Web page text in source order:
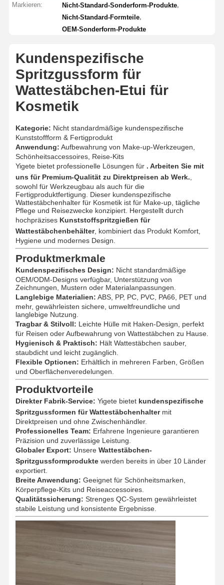
Markieren: Nicht-Standard-Sonderform-Produkte
Nicht-Standard-Formteile
OEM-Sonderform-Produkte
Kundenspezifische
Spritzgussform für
Wattestäbchen-Etui für
Kosmetik
Kategorie: Nicht standardmäßige kundenspezifische
Kunststoffform & Fertigprodukt
Anwendung: Aufbewahrung von Make-up-Werkzeugen,
Schönheitsaccessoires, Reise-Kits
Yigete bietet professionelle Lösungen für . Arbeiten Sie mit
uns für Premium-Qualität zu Direktpreisen ab Werk.
sowohl für Werkzeugbau als auch für die
Fertigproduktfertigung. Dieser kundenspezifische
Wattestäbchenhalter für Kosmetik ist für Make-up, tägliche
Pflege und Reisezwecke konzipiert. Hergestellt durch
hochpräzises Kunststoffspritzgießen für
Wattestäbchenbehälter, kombiniert das Produkt Komfort,
Hygiene und modernes Design.
Produktmerkmale
Kundenspezifisches Design: Nicht standardmäßige
OEM/ODM-Designs verfügbar, Unterstützung von
Zeichnungen, Mustern oder Materialanpassungen.
Langlebige Materialien: ABS, PP, PC, PVC, PA66, PET und
mehr, gewährleisten sichere, umweltfreundliche und
langlebige Nutzung.
Tragbar & Stilvoll: Leichte Hülle mit Haken-Design, perfekt
für Reisen oder Aufbewahrung von Wattestäbchen zu Hause.
Hygienisch & Praktisch: Hält Wattestäbchen sauber,
staubdicht und leicht zugänglich.
Flexible Optionen: Erhältlich in mehreren Farben, Größen
und Oberflächenveredelungen.
Produktvorteile
Direkter Fabrik-Service: Yigete bietet kundenspezifische
Spritzgussformen für Wattestäbchenhaltermit
Direktpreisen und ohne Zwischenhändler.
Professionelles Team: Erfahrene Ingenieure garantieren
Präzision und zuverlässige Leistung.
Globaler Export: Unsere Wattestäbchen-
Spritzgussformproduktewerden bereits in über 10 Länder
exportiert.
Breite Anwendung: Geeignet für Schönheitsmarken,
Körperpflege-Kits und Reiseaccessoires.
Qualitätssicherung: Strenges QC-System gewährleistet
stabile Leistung und konsistente Ergebnisse.